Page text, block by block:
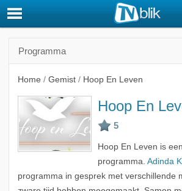
Programma
Home / Gemist / Hoop En Leven
Hoop En
Hoop En Leven is
programma. Adinda
programma in gesprek met verschillende